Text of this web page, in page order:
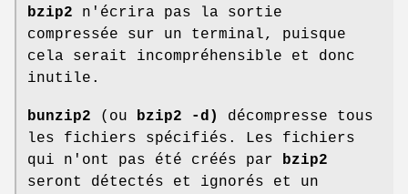
bzip2 n'écrira pas la sortie
compressée sur un terminal, puisque
cela serait incompréhensible et donc
inutile.
bunzip2 (ou bzip2 -d)
décompresse tous
les fichiers spécifiés. Les fichiers
qui n'ont pas été créés par
bzip2
seront détectés et ignorés et un